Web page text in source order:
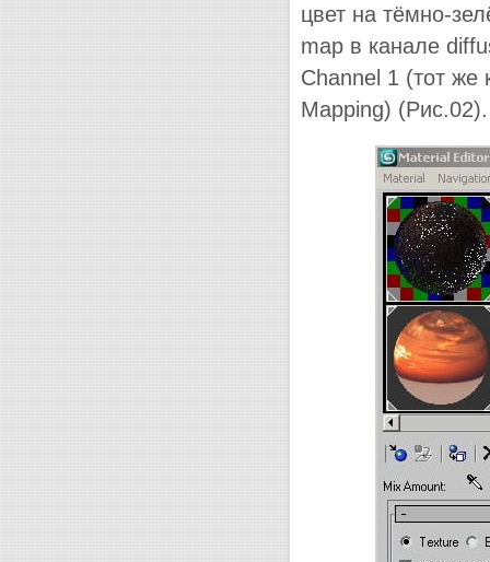
цвет на тёмно-
map в канале
Channel 1 (тот
Mapping) (Рис.02).